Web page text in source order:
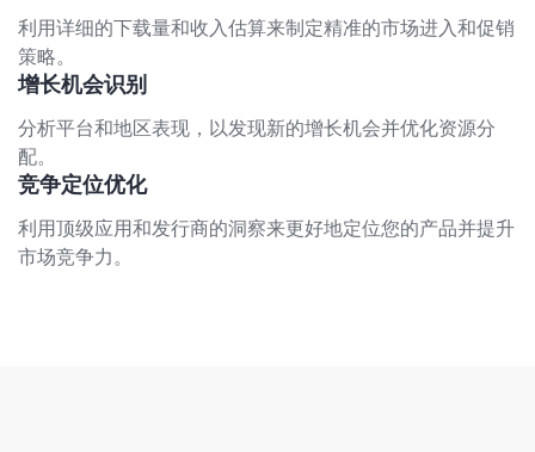
利用详细的下载量和收入估算来制定精准的市场进入和促销
策略。
增长机会识别
分析平台和地区表现，以发现新的增长机会并优化资源分
配。
竞争定位优化
利用顶级应用和发行商的洞察来更好地定位您的产品并提升
市场竞争力。